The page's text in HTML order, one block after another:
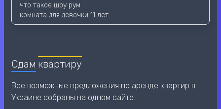
что такое шоу рум
комната для девочки 11 лет
Сдам квартиру
Все возможные предложения по аренде квартир в
Украине собраны на одном сайте.